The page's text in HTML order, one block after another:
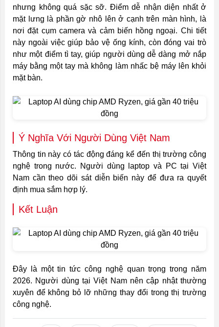
nhưng không quá sặc sỡ. Điểm dễ nhận diện nhất ở
mặt lưng là phần gờ nhô lên ở cạnh trên màn hình, là
nơi đặt cụm camera và cảm biến hồng ngoại. Chi tiết
này ngoài việc giúp bảo vệ ống kính, còn đóng vai trò
như một điểm tì tay, giúp người dùng dễ dàng mở nắp
máy bằng một tay mà không làm nhấc bệ máy lên khỏi
mặt bàn.
Ý Nghĩa Với Người Dùng Việt Nam
Thông tin này có tác động đáng kể đến thị trường công
nghệ trong nước. Người dùng laptop và PC tại Việt
Nam cần theo dõi sát diễn biến này để đưa ra quyết
định mua sắm hợp lý.
Kết Luận
Đây là một tin tức công nghệ quan trọng trong năm
2026. Người dùng tại Việt Nam nên cập nhật thường
xuyên để không bỏ lỡ những thay đổi trong thị trường
công nghệ.